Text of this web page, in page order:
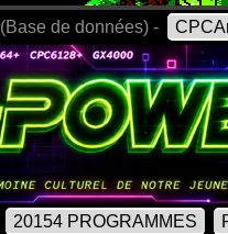
(Base de données) -
20154 PROGRAMMES